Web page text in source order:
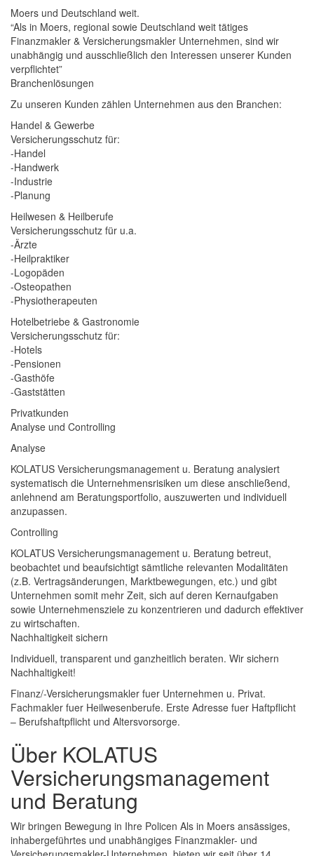
Moers und Deutschland weit.
“Als in Moers, regional sowie Deutschland weit tätiges
Finanzmakler & Versicherungsmakler Unternehmen, sind wir
unabhängig und ausschließlich den Interessen unserer Kunden
verpflichtet”
Branchenlösungen
Zu unseren Kunden zählen Unternehmen aus den Branchen:
Handel & Gewerbe
Versicherungsschutz für:
-Handel
-Handwerk
-Industrie
-Planung
Heilwesen & Heilberufe
Versicherungsschutz für u.a.
-Ärzte
-Heilpraktiker
-Logopäden
-Osteopathen
-Physiotherapeuten
Hotelbetriebe & Gastronomie
Versicherungsschutz für:
-Hotels
-Pensionen
-Gasthöfe
-Gaststätten
Privatkunden
Analyse und Controlling
Analyse
KOLATUS Versicherungsmanagement u. Beratung analysiert
systematisch die Unternehmensrisiken um diese anschließend,
anlehnend am Beratungsportfolio, auszuwerten und individuell
anzupassen.
Controlling
KOLATUS Versicherungsmanagement u. Beratung betreut,
beobachtet und beaufsichtigt sämtliche relevanten Modalitäten
(z.B. Vertragsänderungen, Marktbewegungen, etc.) und gibt
Unternehmen somit mehr Zeit, sich auf deren Kernaufgaben
sowie Unternehmensziele zu konzentrieren und dadurch effektiver
zu wirtschaften.
Nachhaltigkeit sichern
Individuell, transparent und ganzheitlich beraten. Wir sichern
Nachhaltigkeit!
Finanz/-Versicherungsmakler fuer Unternehmen u. Privat.
Fachmakler fuer Heilwesenberufe. Erste Adresse fuer Haftpflicht
– Berufshaftpflicht und Altersvorsorge.
Über KOLATUS
Versicherungsmanagement
und Beratung
Wir bringen Bewegung in Ihre Policen Als in Moers ansässiges,
inhabergeführtes und unabhängiges Finanzmakler- und